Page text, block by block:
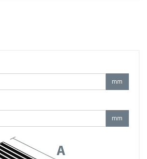
mm
mm